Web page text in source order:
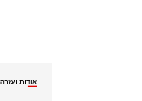
אודות ועזרה